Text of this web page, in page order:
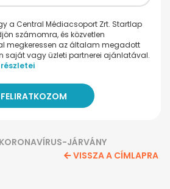
a Central Médiacsoport Zrt. Startlap
számomra, és közvetlen
megkeressen az általam megadott
saját vagy üzleti partnerei ajánlatával.
KORONAVÍRUS-JÁRVÁNY
VISSZA A CÍMLAPRA